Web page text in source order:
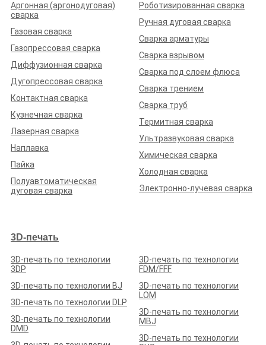
Аргонная (аргонодуговая)
сварка
Газовая сварка
Газопрессовая сварка
Диффузионная сварка
Дугопрессовая сварка
Контактная сварка
Кузнечная сварка
Лазерная сварка
Наплавка
Пайка
Полуавтоматическая
дуговая сварка
Роботизированная сварка
Ручная дуговая сварка
Сварка арматуры
Сварка взрывом
Сварка под слоем флюса
Сварка трением
Сварка труб
Термитная сварка
Ультразвуковая сварка
Химическая сварка
Холодная сварка
Электронно-лучевая сварка
3D-печать
3D-печать по технологии
3DP
3D-печать по технологии BJ
3D-печать по технологии DLP
3D-печать по технологии
DMD
3D-печать по технологии
FDM/FFF
3D-печать по технологии
LOM
3D-печать по технологии
MBJ
3D-печать по технологии